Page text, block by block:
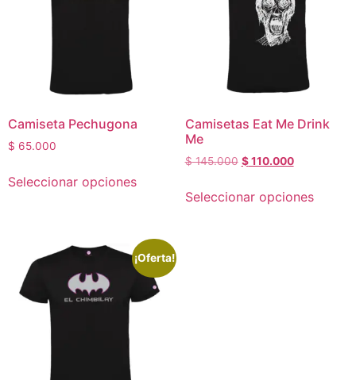
Camiseta Pechugona
$ 65.000
Seleccionar opciones
Camisetas Eat Me Drink
Me
$145.000 $110.000
Seleccionar opciones
¡Oferta!